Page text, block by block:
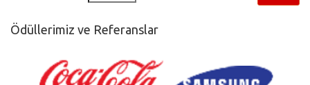
Ödüllerimiz ve Referanslar